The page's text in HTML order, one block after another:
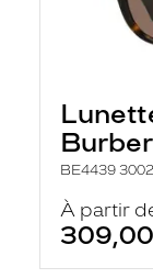
BE4439
À partir